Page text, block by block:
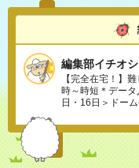
編集部イチオシ
【完全在宅！】
時～時短＊デー
日・16日＞ドー